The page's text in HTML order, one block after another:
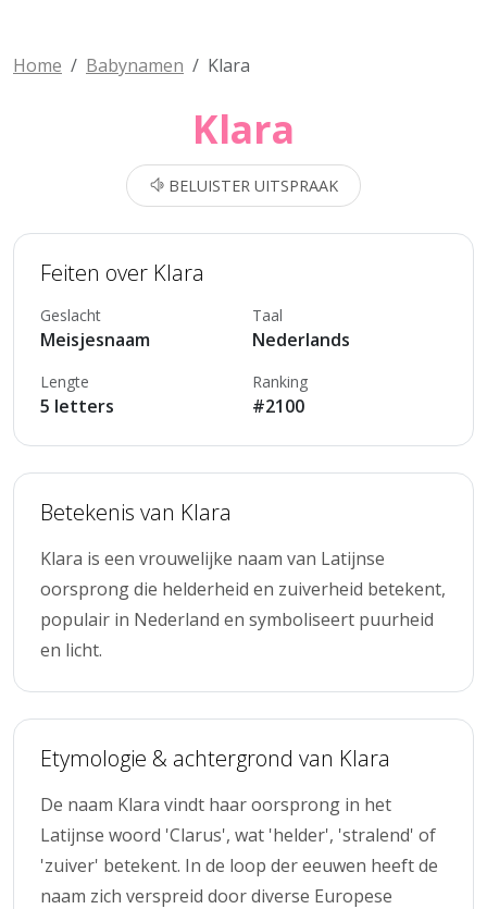
Home Babynamen Klara
Klara
BELUISTER UITSPRAAK
Feiten over Klara
Geslacht
Meisjesnaam
Taal
Nederlands
Lengte
5 letters
Ranking
#2100
Betekenis van Klara
Klara is een vrouwelijke naam van Latijnse
oorsprong die helderheid en zuiverheid betekent,
populair in Nederland en symboliseert puurheid
en licht.
Etymologie & achtergrond van Klara
De naam Klara vindt haar oorsprong in het
Latijnse woord 'Clarus', wat 'helder', 'stralend' of
'zuiver' betekent. In de loop der eeuwen heeft de
naam zich verspreid door diverse Europese